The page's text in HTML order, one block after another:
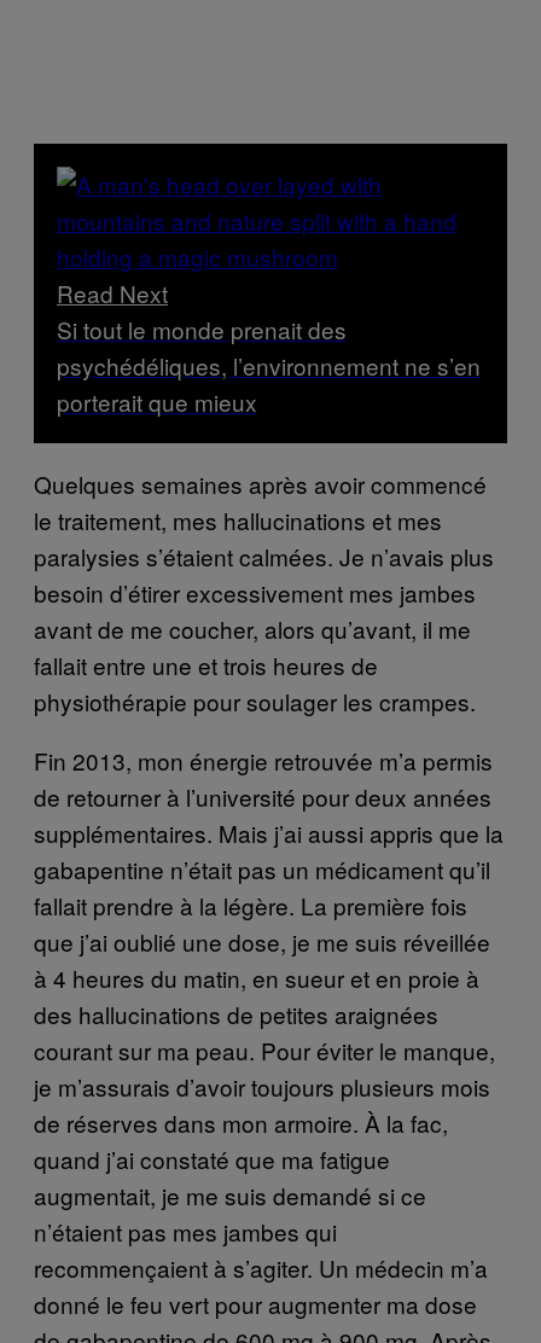
Read Next
Si tout le monde prenait des
psychédéliques, l’environnement ne s’en
porterait que mieux
Quelques semaines après avoir commencé
le traitement, mes hallucinations et mes
paralysies s’étaient calmées. Je n’avais plus
besoin d’étirer excessivement mes jambes
avant de me coucher, alors qu’avant, il me
fallait entre une et trois heures de
physiothérapie pour soulager les crampes.
Fin 2013, mon énergie retrouvée m’a permis
de retourner à l’université pour deux années
supplémentaires. Mais j’ai aussi appris que la
gabapentine n’était pas un médicament qu’il
fallait prendre à la légère. La première fois
que j’ai oublié une dose, je me suis réveillée
à 4 heures du matin, en sueur et en proie à
des hallucinations de petites araignées
courant sur ma peau. Pour éviter le manque,
je m’assurais d’avoir toujours plusieurs mois
de réserves dans mon armoire. À la fac,
quand j’ai constaté que ma fatigue
augmentait, je me suis demandé si ce
n’étaient pas mes jambes qui
recommençaient à s’agiter. Un médecin m’a
donné le feu vert pour augmenter ma dose